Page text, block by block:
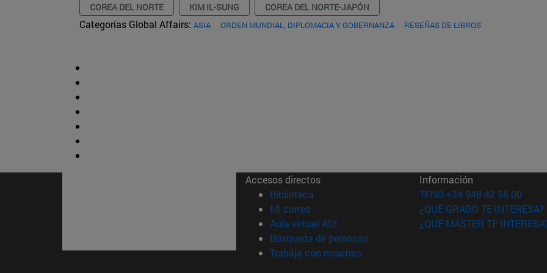
COREA DEL NORTE KIM IL-SUNG COREA DEL NORTE-JAPÓN
Categorías Global Affairs: ASIA ORDEN MUNDIAL, DIPLOMACIA Y GOBERNANZA RESEÑAS DE LIBROS
Accesos directos
Biblioteca (abre en nueva ventana)
Mi correo(abre en nueva ventana)
Aula virtual ADI (abre en nueva ventana)
Búsqueda de personas(abre en nueva ventana)
Trabaja con nosotros(abre en nueva ventana)
Información
TFNO +34 948 42 56 00
¿QUÉ GRADO TE INTERESA?
¿QUÉ MÁSTER TE